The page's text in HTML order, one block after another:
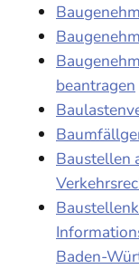
beantragen
Baustellen
Baden-